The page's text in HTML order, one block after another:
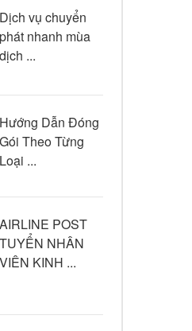
Dịch vụ chuyển
phát nhanh mùa
dịch ...
Hướng Dẫn Đóng
Gói Theo Từng
Loại ...
AIRLINE POST
TUYỂN NHÂN
VIÊN KINH ...